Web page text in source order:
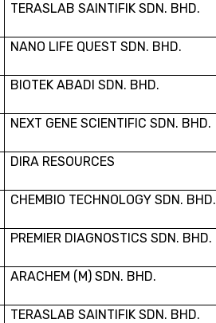
TERASLAB SAINTIFIK SDN. BHD.
NANO LIFE QUEST SDN. BHD.
BIOTEK ABADI SDN. BHD.
NEXT GENE SCIENTIFIC SDN. BHD.
DIRA RESOURCES
CHEMBIO TECHNOLOGY SDN. BHD.
PREMIER DIAGNOSTICS SDN. BHD.
ARACHEM (M) SDN. BHD.
TERASLAB SAINTIFIK SDN. BHD.